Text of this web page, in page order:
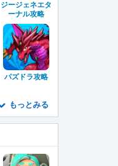
ジージェネエタ
ーナル攻略
パズドラ攻略
もっとみる